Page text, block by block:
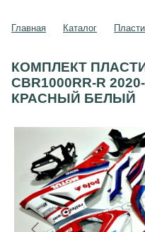
Главная Каталог
КОМПЛЕКТ
CBR1000RR-R
КРАСНЫЙ БЕЛЫЙ